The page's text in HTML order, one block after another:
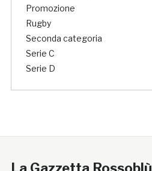
Promozione
Rugby
Seconda categoria
Serie C
Serie D